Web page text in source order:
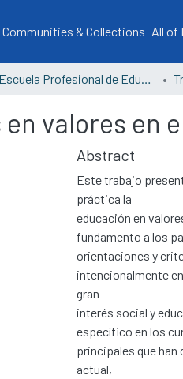
Communities & Collections All of
Escuela Profesional de Educación
valores en
Abstract
Este trabajo
práctica la
educación en
fundamento a los
orientaciones y
intencionalmente
gran
interés social y
específico en los
principales que han
actual,